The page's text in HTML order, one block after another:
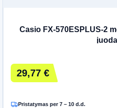
Casio FX-570ESPLUS-2
29,77 €
Pristatymas per 7 – 10 d.d.